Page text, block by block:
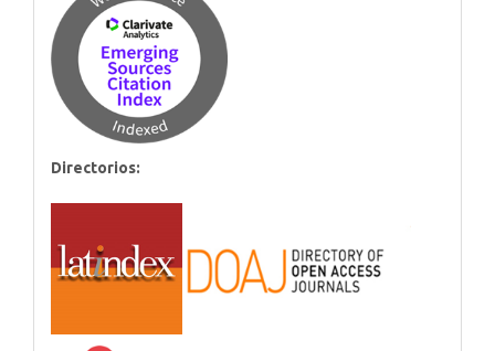
Directorios: